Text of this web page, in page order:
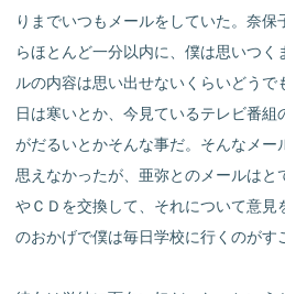
りまでいつもメールをしていた。奈
らほとんど一分以内に、僕は思いつ
ルの内容は思い出せないくらいどう
日は寒いとか、今見ているテレビ番
がだるいとかそんな事だ。そんなメー
思えなかったが、亜弥とのメールは
やＣＤを交換して、それについて意見
のおかげで僕は毎日学校に行くのがす